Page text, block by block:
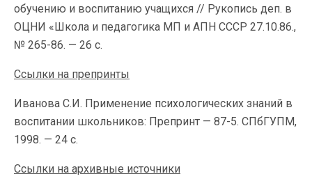
обучению и воспитанию учащихся // Рукопись деп. в
ОЦНИ «Школа и педагогика МП и АПН СССР 27.10.86.,
№ 265-86. — 26 с.
Ссылки на препринты
Иванова С.И. Применение психологических знаний в
воспитании школьников: Препринт — 87-5. СПбГУПМ,
1998. — 24 с.
Ссылки на архивные источники